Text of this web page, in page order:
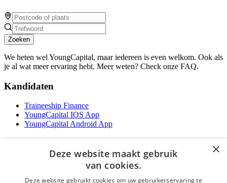
Zoeken
We heten wel YoungCapital, maar iedereen is even welkom. Ook als
je al wat meer ervaring hebt. Meer weten? Check onze FAQ.
Kandidaten
Traineeship Finance
YoungCapital IOS App
YoungCapital Android App
×
Deze website maakt gebruik
van cookies.
Deze website gebruikt cookies om uw gebruikerservaring te